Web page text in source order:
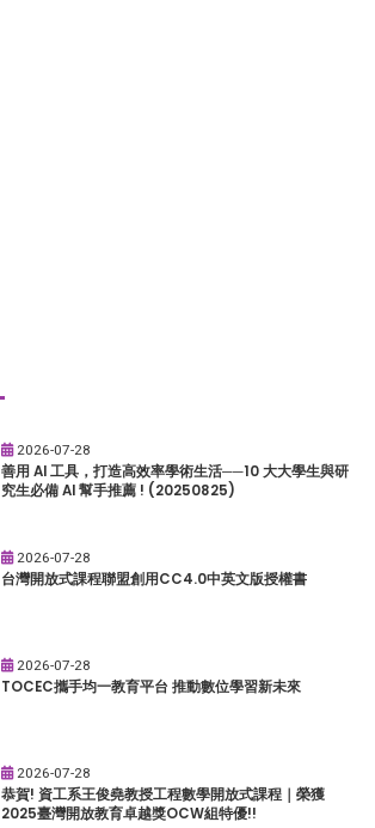
2026-07-28
善用 AI 工具，打造高效率學術生活──10 大大學生與研
究生必備 AI 幫手推薦 ! (20250825)
2026-07-28
台灣開放式課程聯盟創用CC4.0中英文版授權書
2026-07-28
TOCEC攜手均一教育平台 推動數位學習新未來
2026-07-28
恭賀! 資工系王俊堯教授工程數學開放式課程｜榮獲
2025臺灣開放教育卓越獎OCW組特優!!